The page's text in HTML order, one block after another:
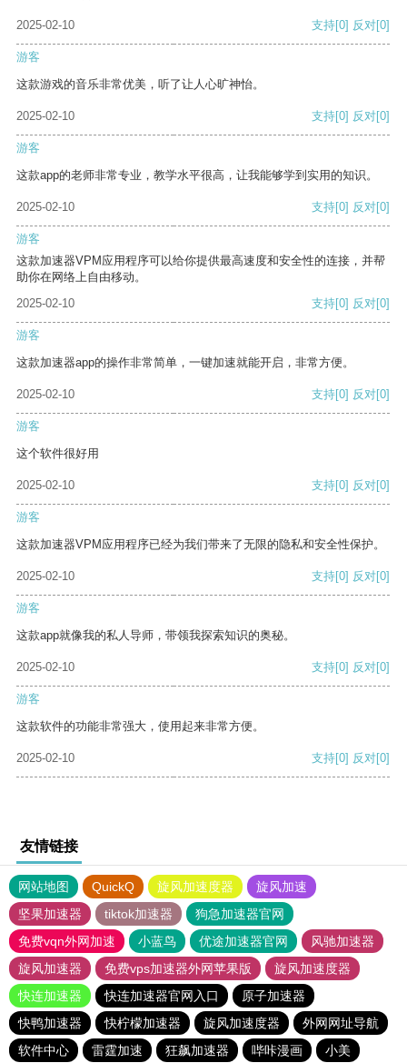
2025-02-10 支持[0] 反对[0]
游客
这款游戏的音乐非常优美，听了让人心旷神怡。
2025-02-10 支持[0] 反对[0]
游客
这款app的老师非常专业，教学水平很高，让我能够学到实用的知识。
2025-02-10 支持[0] 反对[0]
游客
这款加速器VPM应用程序可以给你提供最高速度和安全性的连接，并帮
助你在网络上自由移动。
2025-02-10
支持[0] 反对[0]
游客
这款加速器app的操作非常简单，一键加速就能开启，非常方便。
2025-02-10 支持[0] 反对[0]
游客
这个软件很好用
2025-02-10 支持[0] 反对[0]
游客
这款加速器VPM应用程序已经为我们带来了无限的隐私和安全性保护。
2025-02-10 支持[0] 反对[0]
游客
这款app就像我的私人导师，带领我探索知识的奥秘。
2025-02-10 支持[0] 反对[0]
游客
这款软件的功能非常强大，使用起来非常方便。
2025-02-10 支持[0] 反对[0]
友情链接
网站地图 QuickQ 旋风加速度器
旋风加速
坚果加速器
tiktok加速器
狗急加速器官网
免费vqn外网加速
小蓝鸟 优途加速器官网
风驰加速器
旋风加速器
免费vps加速器外网苹果版
旋风加速度器
快连加速器
快连加速器官网入口
原子加速器
快鸭加速器
快柠檬加速器 旋风加速度器
外网网址导航
软件中心
雷霆加速 狂飙加速器 哔咔漫画 小美